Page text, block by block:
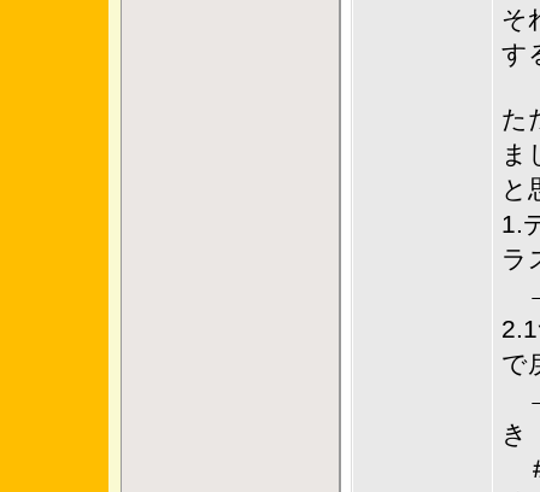
そ
す
た
ま
と
1.
ラ
→
で
→
き